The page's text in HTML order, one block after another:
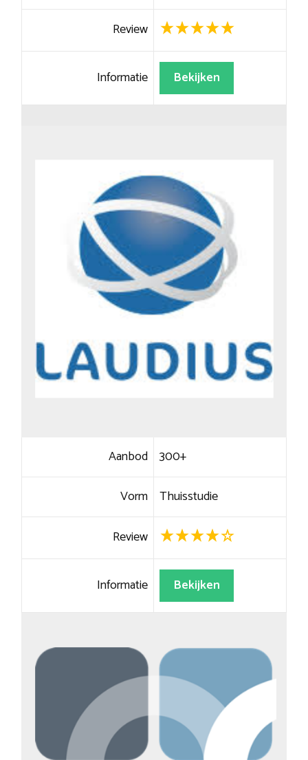
Review
Informatie Bekijken
Aanbod 300+
Vorm Thuisstudie
Review
Informatie Bekijken